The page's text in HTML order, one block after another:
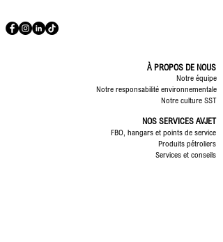
À PROPOS DE NOUS
Notre équipe
Notre responsabilité environnementale
Notre culture SST
NOS SERVICES AVJET
FBO, hangars et points de service
Produits pétroliers
Services et conseils